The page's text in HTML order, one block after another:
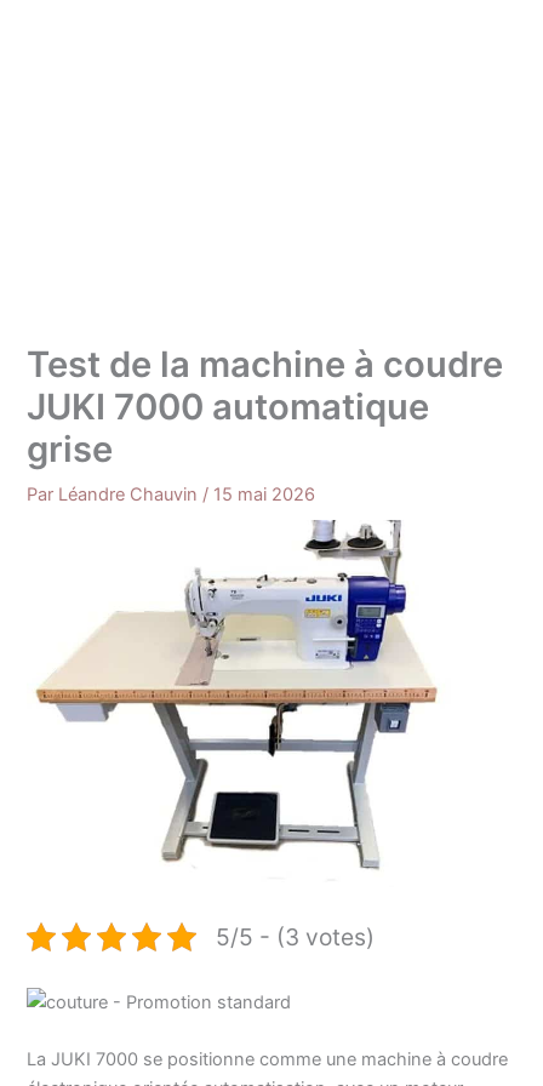
Test de la machine à coudre
JUKI 7000 automatique
grise
Par Léandre Chauvin / 15 mai 2026
5/5 - (3 votes)
La JUKI 7000 se positionne comme une machine à coudre